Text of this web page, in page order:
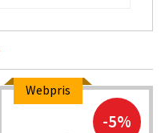
Webpris
-5%